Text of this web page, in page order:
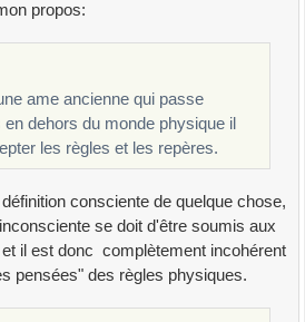
propos:
ame ancienne qui passe
dehors du monde physique il
les règles et les repères.
consciente de quelque chose,
se doit d'être soumis aux
il est donc complètement incohérent
pensées" des règles physiques.